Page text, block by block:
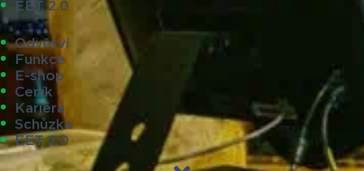
EET 2.0
Odvětví
Funkce
E-shop
Ceník
Kariéra
Schůzka
EET 2.0